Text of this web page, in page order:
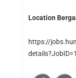
Location
https://